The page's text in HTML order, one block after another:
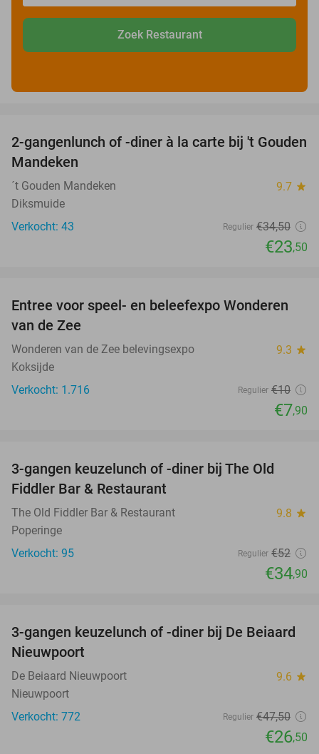
Zoek Restaurant
32%
2-gangenlunch of -diner à la carte bij 't Gouden
Mandeken
´t Gouden Mandeken 9.7 star
Diksmuide
Verkocht: 43
Regulier €34,50
€23,50
21%
Entree voor speel- en beleefexpo Wonderen
van de Zee
Wonderen van de Zee belevingsexpo 9.3 star
Koksijde
Verkocht: 1.716
Regulier €10
€7,90
3-gangen keuzelunch of -diner bij The Old
Fiddler Bar & Restaurant
The Old Fiddler Bar & Restaurant 9.8 star
Poperinge
Verkocht: 95
Regulier €52
€34,90
44%
3-gangen keuzelunch of -diner bij De Beiaard
Nieuwpoort
De Beiaard Nieuwpoort 9.6 star
Nieuwpoort
Verkocht: 772
Regulier €47,50
€26,50